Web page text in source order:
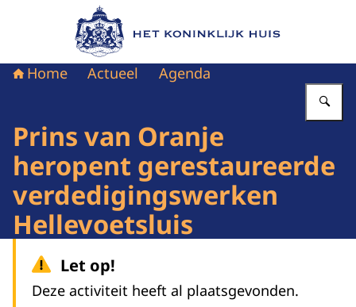
Naar de homepage van Het Koninklijk Huis
Home Actueel Agenda
Prins van Oranje
heropent gerestaureerde
verdedigingswerken
Hellevoetsluis
Let op!
Deze activiteit heeft al plaatsgevonden.